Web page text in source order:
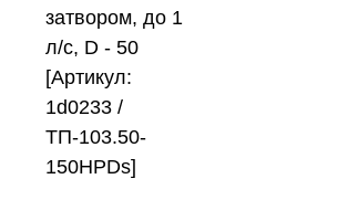
затвором, до 1
л/с, D - 50
[Артикул:
1d0233 /
ТП-103.50-
150HPDs]